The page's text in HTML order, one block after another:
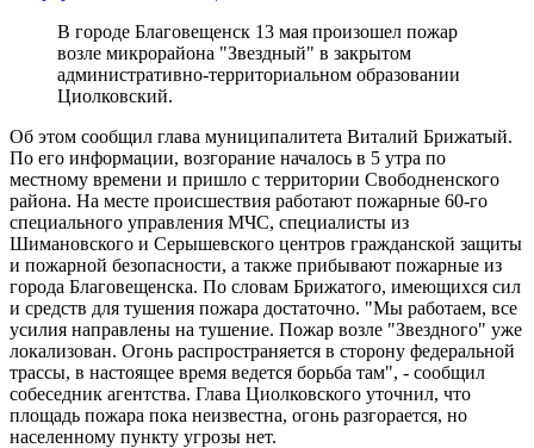
В городе Благовещенск 13 мая произошел пожар
возле микрорайона "Звездный" в закрытом
административно-территориальном образовании
Циолковский.
Об этом сообщил глава муниципалитета Виталий Брижатый.
По его информации, возгорание началось в 5 утра по
местному времени и пришло с территории Свободненского
района. На месте происшествия работают пожарные 60-го
специального управления МЧС, специалисты из
Шимановского и Серышевского центров гражданской защиты
и пожарной безопасности, а также прибывают пожарные из
города Благовещенска. По словам Брижатого, имеющихся сил
и средств для тушения пожара достаточно. "Мы работаем, все
усилия направлены на тушение. Пожар возле "Звездного" уже
локализован. Огонь распространяется в сторону федеральной
трассы, в настоящее время ведется борьба там", - сообщил
собеседник агентства. Глава Циолковского уточнил, что
площадь пожара пока неизвестна, огонь разгорается, но
населенному пункту угрозы нет.